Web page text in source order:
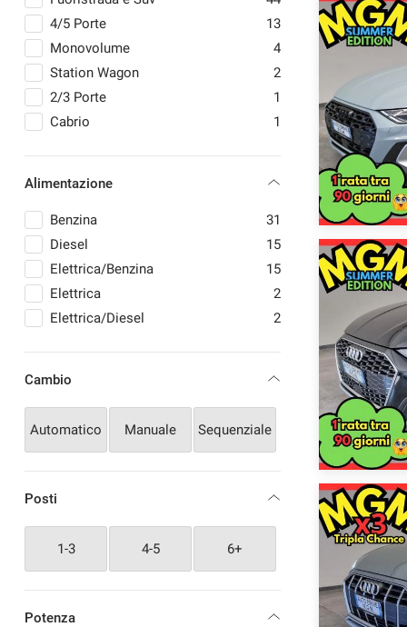
OPEL
2
PEUGEOT
2
PORSCHE
1
SEAT
2
SKODA
1
TOYOTA
3
VOLKSWAGEN
7
VOLVO
2
4/5 Porte
13
Monovolume
4
Station Wagon
2
2/3 Porte
1
Cabrio
1
Alimentazione
Benzina
31
Diesel
15
Elettrica/Benzina
15
Elettrica
2
Elettrica/Diesel
2
Cambio
Automatico Manuale Sequenziale
Posti
1-3 4-5 6+
Potenza
Cookie necessari
Cookie delle preferenze
Cookie per il miglioramento dell'esperienza utente
Cookie di marketing